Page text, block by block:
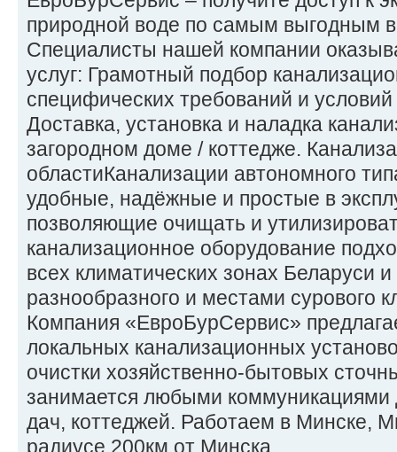
природной воде по самым выгодным
Специалисты нашей компании
услуг: Грамотный подбор
специфических требований и
Доставка, установка и наладка
загородном доме / коттедже.
областиКанализации автономного
удобные, надёжные и простые в
позволяющие очищать и
канализационное оборудование
всех климатических зонах Беларуси
разнообразного и местами сурового
Компания «ЕвроБурСервис»
локальных канализационных
очистки хозяйственно-бытовых
занимается любыми коммуникациями
дач, коттеджей. Работаем в Минске,
радиусе 200км от Минска.